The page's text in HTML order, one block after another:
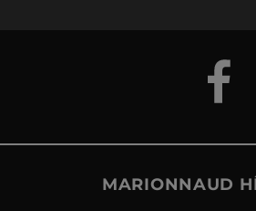
MARIONNAUD